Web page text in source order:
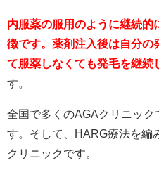
内服薬の服用のように継続的
徴です。薬剤注入後は自分の
て服薬しなくても発毛を継続
す。
全国で多くのAGAクリニッ
す。そして、HARG療法を編
クリニックです。